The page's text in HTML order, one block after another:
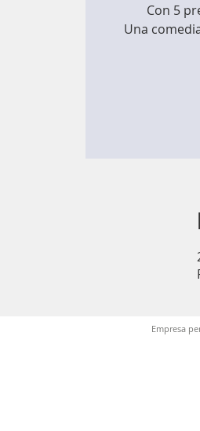
Con 5
Una
Empresa